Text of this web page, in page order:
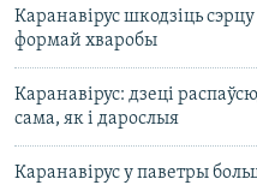
Каранавірус шкодзіць
формай хваробы
Каранавірус: дзеці
сама, як і дарослыя
Каранавірус у паветры